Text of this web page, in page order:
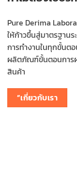
Pure Derima
ให้ก้าวขึ้นสู่มาตรฐาน
การทำงานในทุกขั้นต
ผลิตภัณฑ์ขั้นตอนการ
สินค้า
”เกี่ยวกับเรา